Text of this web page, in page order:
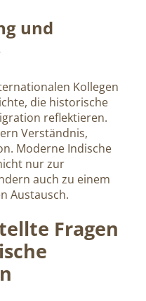
und
Kollegen
die historische
reflektieren.
Verständnis,
Moderne Indische
nur zur
auch zu einem
Austausch.
Fragen